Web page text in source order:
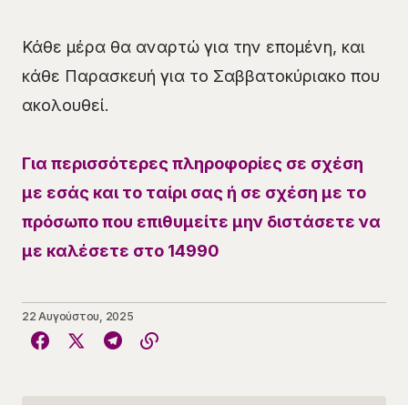
Κάθε μέρα θα αναρτώ για την επομένη, και
κάθε Παρασκευή για το Σαββατοκύριακο που
ακολουθεί.
Για περισσότερες πληροφορίες σε σχέση
με εσάς και το ταίρι σας ή σε σχέση με το
πρόσωπο που επιθυμείτε μην διστάσετε να
με καλέσετε στο 14990
22 Αυγούστου, 2025